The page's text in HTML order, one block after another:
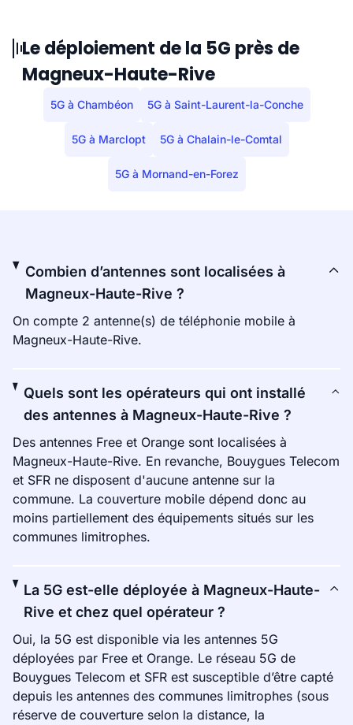
Le déploiement de la 5G près de
Magneux-Haute-Rive
5G à Chambéon 5G à Saint-Laurent-la-Conche
5G à Marclopt 5G à Chalain-le-Comtal
5G à Mornand-en-Forez
Combien d’antennes sont localisées à
Magneux-Haute-Rive ?
On compte 2 antenne(s) de téléphonie mobile à
Magneux-Haute-Rive.
Quels sont les opérateurs qui ont installé
des antennes à Magneux-Haute-Rive ?
Des antennes Free et Orange sont localisées à
Magneux-Haute-Rive. En revanche, Bouygues Telecom
et SFR ne disposent d'aucune antenne sur la
commune. La couverture mobile dépend donc au
moins partiellement des équipements situés sur les
communes limitrophes.
La 5G est-elle déployée à Magneux-Haute-
Rive et chez quel opérateur ?
Oui, la 5G est disponible via les antennes 5G
déployées par Free et Orange. Le réseau 5G de
Bouygues Telecom et SFR est susceptible d’être capté
depuis les antennes des communes limitrophes (sous
réserve de couverture selon la distance, la